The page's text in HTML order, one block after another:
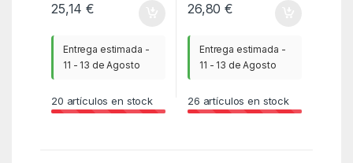
25,14€
Entrega estimada -
11 - 13 de Agosto
20 artículos en stock
26,80€
Entrega estimada -
11 - 13 de Agosto
26 artículos en stock